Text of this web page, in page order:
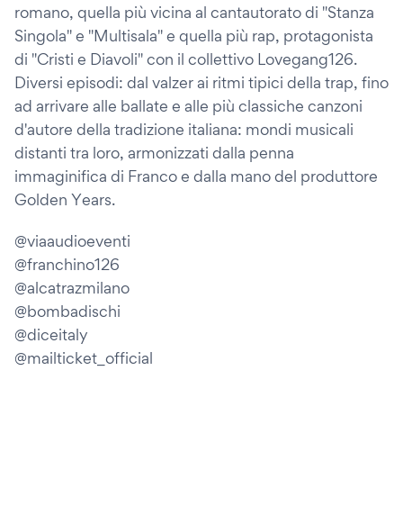
romano, quella più vicina al cantautorato di "Stanza
Singola" e "Multisala" e quella più rap, protagonista
di "Cristi e Diavoli" con il collettivo Lovegang126.
Diversi episodi: dal valzer ai ritmi tipici della trap, fino
ad arrivare alle ballate e alle più classiche canzoni
d'autore della tradizione italiana: mondi musicali
distanti tra loro, armonizzati dalla penna
immaginifica di Franco e dalla mano del produttore
Golden Years.
@viaaudioeventi
@franchino126
@alcatrazmilano
@bombadischi
@diceitaly
@mailticket_official